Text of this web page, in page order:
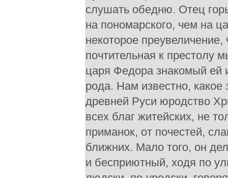
слушать обедню. Отец
на пономарского, чем на
некоторое
почтительная к престолу
царя Федора знакомый ей
рода. Нам известно, какое
древней Руси юродство
всех благ житейских, не
приманок, от почестей,
ближних. Мало того, он
и бесприютный, ходя по